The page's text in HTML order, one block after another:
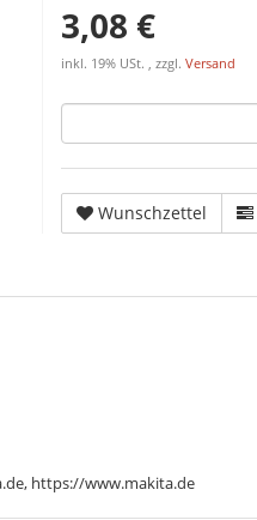
3,08 €
inkl. 19% USt. , zzgl. Versand
Wunschzettel
https://www.makita.de